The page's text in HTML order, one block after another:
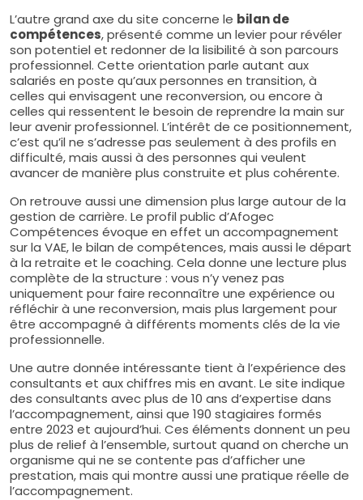
L’autre grand axe du site concerne le bilan de
compétences, présenté comme un levier pour révéler
son potentiel et redonner de la lisibilité à son parcours
professionnel. Cette orientation parle autant aux
salariés en poste qu’aux personnes en transition, à
celles qui envisagent une reconversion, ou encore à
celles qui ressentent le besoin de reprendre la main sur
leur avenir professionnel. L’intérêt de ce positionnement,
c’est qu’il ne s’adresse pas seulement à des profils en
difficulté, mais aussi à des personnes qui veulent
avancer de manière plus construite et plus cohérente.
On retrouve aussi une dimension plus large autour de la
gestion de carrière. Le profil public d’Afogec
Compétences évoque en effet un accompagnement
sur la VAE, le bilan de compétences, mais aussi le départ
à la retraite et le coaching. Cela donne une lecture plus
complète de la structure : vous n’y venez pas
uniquement pour faire reconnaître une expérience ou
réfléchir à une reconversion, mais plus largement pour
être accompagné à différents moments clés de la vie
professionnelle.
Une autre donnée intéressante tient à l’expérience des
consultants et aux chiffres mis en avant. Le site indique
des consultants avec plus de 10 ans d’expertise dans
l’accompagnement, ainsi que 190 stagiaires formés
entre 2023 et aujourd’hui. Ces éléments donnent un peu
plus de relief à l’ensemble, surtout quand on cherche un
organisme qui ne se contente pas d’afficher une
prestation, mais qui montre aussi une pratique réelle de
l’accompagnement.